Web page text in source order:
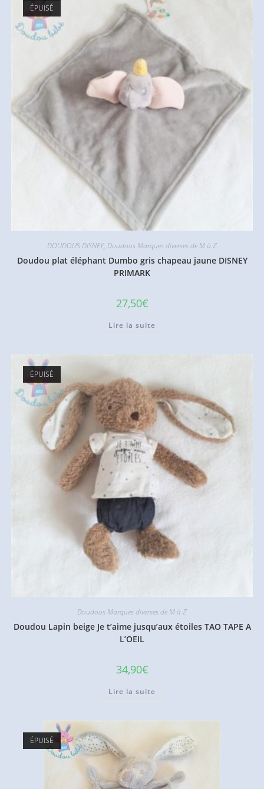
ÉPUISÉ
DOUDOUS DISNEY, Doudous Marques diverses de M à Z
Doudou plat éléphant Dumbo gris chapeau jaune DISNEY
PRIMARK
27,50€
Lire la suite
ÉPUISÉ
Doudous Marques diverses de M à Z
Doudou Lapin beige Je t’aime jusqu’aux étoiles TAO TAPE A
L’OEIL
34,90€
Lire la suite
ÉPUISÉ